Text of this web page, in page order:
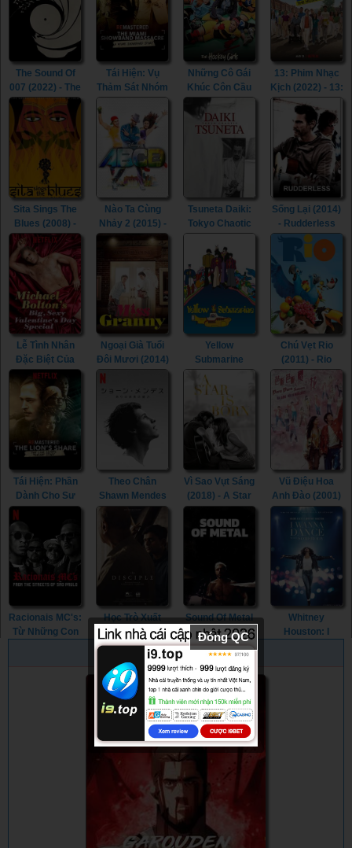
Pinocchio
(2022)
Star: Love Song
The Sound Of
007 (2022) - The
Sound Of 007
(2022)
Tái Hiện: Vụ
Thảm Sát Nhóm
Miami
Showband
(2019) -
ReMastered:
The Miami
Showband
Massacre
(2019)
Những Cô Gái
Khúc Côn Cầu
(2019) - The
Hockey Girls
(2019)
13: Phim Nhạc
Kịch (2022) - 13:
The Musical
(2022)
Sita Sings The
Blues (2008) -
Sita Sings The
Blues (2008)
Nào Ta Cùng
Nhảy 2 (2015) -
Any Body Can
Tsuneta Daiki:
Tokyo Chaotic
(2021) - Tsuneta
Daiki: Tokyo
Chaotic (2021)
Sống Lại (2014)
- Rudderless
(2014)
Lễ Tình Nhân
Đặc Biệt Của
Michael Bolton
(2017) - Michael
Bolton's Big,
Sexy
Valentine's Day
Special (2017)
Ngoại Già Tuổi
Đôi Mươi (2014)
- Miss Granny
(2014)
Yellow
Submarine
(1968) - Yellow
Submarine
(1968)
Chú Vẹt Rio
(2011) - Rio
(2011)
Tái Hiện: Phần
Dành Cho Sư
ReMastered:
The Lion's
Share (2019)
Theo Chân
Shawn Mendes
Mendes: In
Wonder (2020)
Vì Sao Vụt Sáng
(2018) - A Star
Vũ Điệu Hoa
Anh Đào (2001)
- Para Para
Sakura (2001)
Racionais MC's:
Từ Những Con
Học Trò Xuất
Sắc (2021) - The
Disciple (2021)
Sound Of Metal
(2019) - Sound
Of Metal (2019)
Whitney
Houston: I
PHIM NGẪU NHIÊN
Đóng QC